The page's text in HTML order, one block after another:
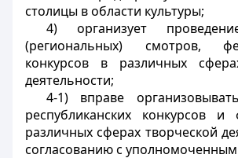
столицы в области культуры;
4) организует
(региональных) смотров,
конкурсов в различных
деятельности;
4-1) вправе
республиканских конкурсов и
различных сферах творческой
согласованию с